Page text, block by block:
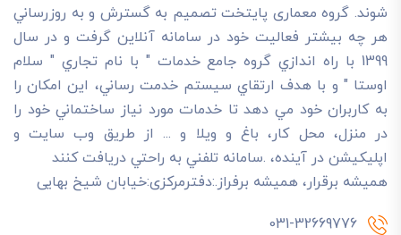
شوند. گروه معماری پایتخت تصميم به گسترش و به روزرساني
هر چه بيشتر فعاليت خود در سامانه آنلاين گرفت و در سال
1399 با راه اندازي گروه جامع خدمات " با نام تجاري " سلام
اوستا " و با هدف ارتقاي سيستم خدمت رساني، اين امکان را
به کاربران خود مي دهد تا خدمات مورد نياز ساختماني خود را
در منزل، محل کار، باغ و ويلا و ... از طريق وب سايت و
اپليکيشن در آينده، .سامانه تلفني به راحتي دريافت کنند
هميشه برقرار، هميشه برفراز.:دفترمرکزی:خیابان شیخ بهایی
031-32669776